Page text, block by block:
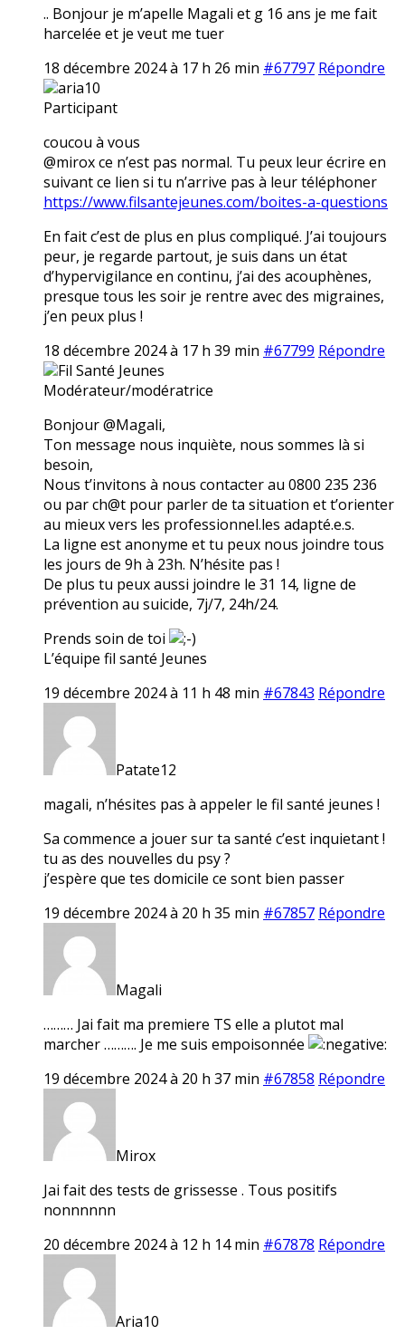
.. Bonjour je m’apelle Magali et g 16 ans je me fait
harcelée et je veut me tuer
18 décembre 2024 à 17 h 26 min #67797 Répondre
aria10
Participant
coucou à vous
@mirox ce n’est pas normal. Tu peux leur écrire en
suivant ce lien si tu n’arrive pas à leur téléphoner
https://www.filsantejeunes.com/boites-a-questions
En fait c’est de plus en plus compliqué. J’ai toujours
peur, je regarde partout, je suis dans un état
d’hypervigilance en continu, j’ai des acouphènes,
presque tous les soir je rentre avec des migraines,
j’en peux plus !
18 décembre 2024 à 17 h 39 min #67799 Répondre
Fil Santé Jeunes
Modérateur/modératrice
Bonjour @Magali,
Ton message nous inquiète, nous sommes là si
besoin,
Nous t’invitons à nous contacter au 0800 235 236
ou par ch@t pour parler de ta situation et t’orienter
au mieux vers les professionnel.les adapté.e.s.
La ligne est anonyme et tu peux nous joindre tous
les jours de 9h à 23h. N’hésite pas !
De plus tu peux aussi joindre le 31 14, ligne de
prévention au suicide, 7j/7, 24h/24.
Prends soin de toi
L’équipe fil santé Jeunes
19 décembre 2024 à 11 h 48 min #67843 Répondre
Patate12
magali, n’hésites pas à appeler le fil santé jeunes !
Sa commence a jouer sur ta santé c’est inquietant !
tu as des nouvelles du psy ?
j’espère que tes domicile ce sont bien passer
19 décembre 2024 à 20 h 35 min #67857 Répondre
Magali
……… Jai fait ma premiere TS elle a plutot mal
marcher ………. Je me suis empoisonnée
19 décembre 2024 à 20 h 37 min #67858 Répondre
Mirox
Jai fait des tests de grissesse . Tous positifs
nonnnnnn
20 décembre 2024 à 12 h 14 min #67878 Répondre
Aria10